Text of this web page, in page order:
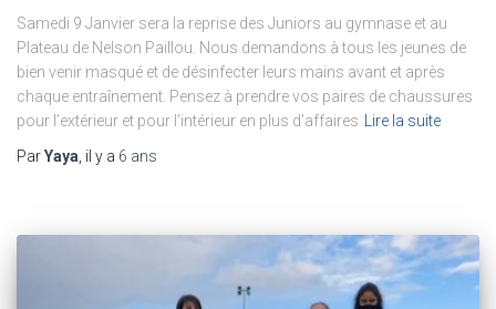
Samedi 9 Janvier sera la reprise des Juniors au gymnase et au
Plateau de Nelson Paillou. Nous demandons à tous les jeunes de
bien venir masqué et de désinfecter leurs mains avant et après
chaque entraînement. Pensez à prendre vos paires de chaussures
pour l’extérieur et pour l’intérieur en plus d’affaires
Lire la suite
ParYaya , il y a 6 ans